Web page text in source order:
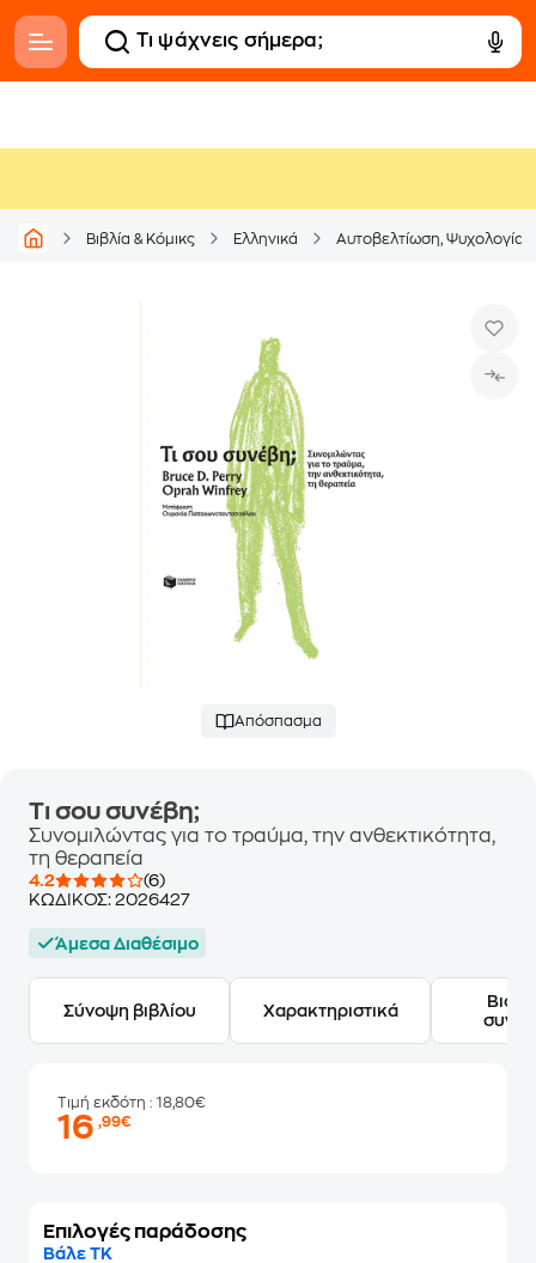
Βιβλία & Κόμικς Ελληνικά Αυτοβελτίωση, Ψυχολογία
Απόσπασμα
Τι σου συνέβη;
Συνομιλώντας για το τραύμα, την ανθεκτικότητα,
τη θεραπεία
4.2
(6)
ΚΩΔΙΚΟΣ: 2026427
Άμεσα Διαθέσιμο
Σύνοψη βιβλίου Χαρακτηριστικά
Τιμή εκδότη : 18,80€
16,99€
Επιλογές παράδοσης
Βάλε ΤΚ